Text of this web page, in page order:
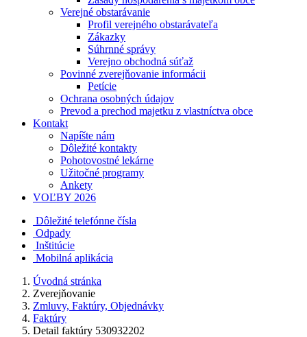
Verejné obstarávanie
Profil verejného obstarávateľa
Zákazky
Súhrnné správy
Verejno obchodná súťaž
Povinné zverejňovanie informácii
Petície
Ochrana osobných údajov
Prevod a prechod majetku z vlastníctva obce
Kontakt
Napíšte nám
Dôležité kontakty
Pohotovostné lekárne
Užitočné programy
Ankety
VOĽBY 2026
Dôležité telefónne čísla
Odpady
Inštitúcie
Mobilná aplikácia
Úvodná stránka
Zverejňovanie
Zmluvy, Faktúry, Objednávky
Faktúry
Detail faktúry 530932202